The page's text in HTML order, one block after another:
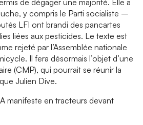
y compris le Parti socialiste –
LFI ont brandi des pancartes
liées aux pesticides. Le texte est
rejeté par l’Assemblée nationale
Il fera désormais l’objet d’une
(CMP), qui pourrait se réunir la
Julien Dive.
manifeste en tracteurs devant